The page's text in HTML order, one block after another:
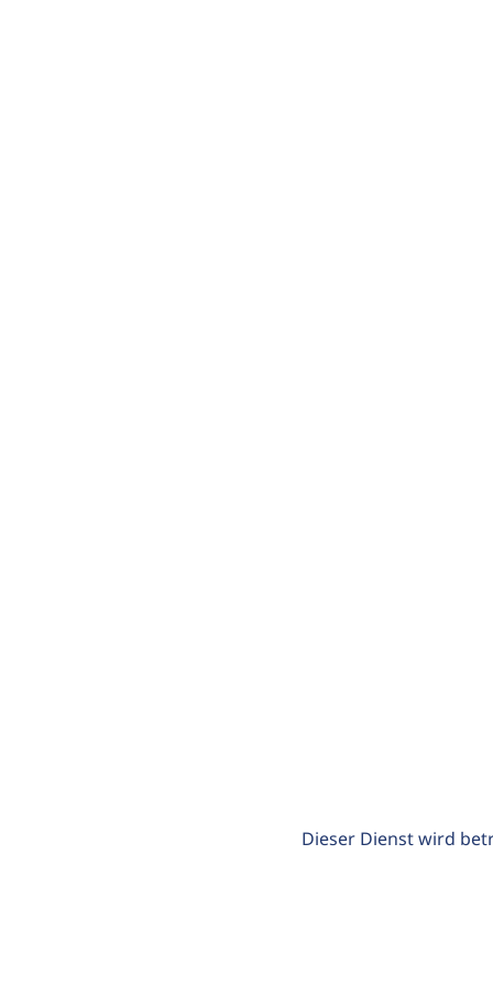
Dieser Dienst wird